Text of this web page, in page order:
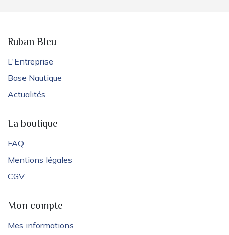
Ruban Bleu
L'Entreprise
Base Nautique
Actualités
La boutique
FAQ
Mentions légales
CGV
Mon compte
Mes informations